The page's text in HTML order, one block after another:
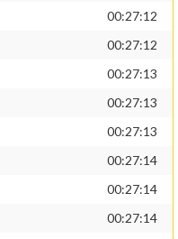
00:27:12
00:27:12
00:27:13
00:27:13
00:27:13
00:27:14
00:27:14
00:27:14